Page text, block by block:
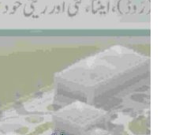
نالج
سٹی
کا
قیام: